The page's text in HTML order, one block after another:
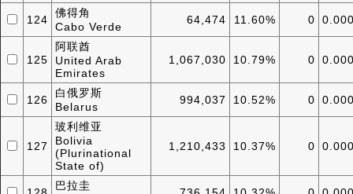
124
佛得角
Cabo Verde
64,474 11.60% 0
125
阿联酋
United Arab
Emirates
1,067,030 10.79% 0
126
白俄罗斯
Belarus
994,037 10.52% 0
127
玻利维亚
Bolivia
(Plurinational
State of)
1,210,433 10.37% 0
巴拉圭